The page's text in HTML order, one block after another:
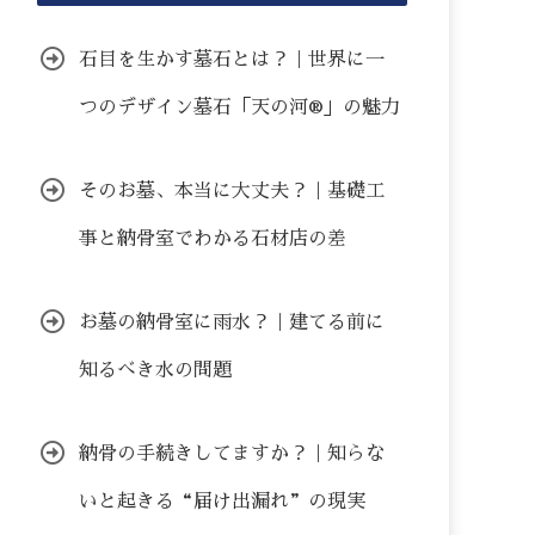
石目を生かす墓石とは？｜世界に一
つのデザイン墓石「天の河®」の魅力
そのお墓、本当に大丈夫？｜基礎工
事と納骨室でわかる石材店の差
お墓の納骨室に雨水？｜建てる前に
知るべき水の問題
納骨の手続きしてますか？｜知らな
いと起きる“届け出漏れ”の現実